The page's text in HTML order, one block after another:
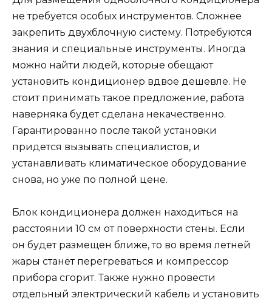
не требуется особых инструментов. Сложнее
закрепить двухблочную систему. Потребуются
знания и специальные инструменты. Иногда
можно найти людей, которые обещают
установить кондиционер вдвое дешевле. Не
стоит принимать такое предложение, работа
наверняка будет сделана некачественно.
Гарантированно после такой установки
придется вызывать специалистов, и
устанавливать климатическое оборудование
снова, но уже по полной цене.
Блок кондиционера должен находиться на
расстоянии 10 см от поверхности стены. Если
он будет размещен ближе, то во время летней
жары станет перегреваться и компрессор
прибора сгорит. Также нужно провести
отдельный электрический кабель и установить